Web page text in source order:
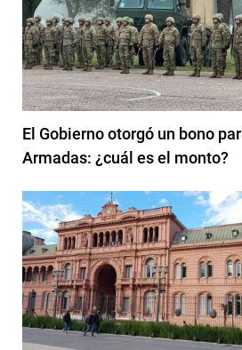
El Gobierno otorgó un bono
Armadas: ¿cuál es el monto?